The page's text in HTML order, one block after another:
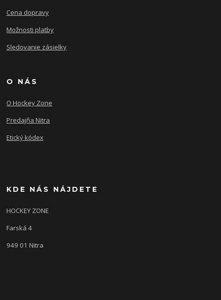
Cena dopravy
Možnosti platby
Sledovanie zásielky
O NÁS
O Hockey Zone
Predajňa Nitra
Etický kódex
KDE NÁS NÁJDETE
HOCKEY ZONE
Farská 4
949 01 Nitra